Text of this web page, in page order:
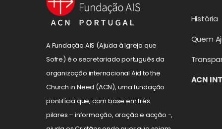
A Fundação AIS (Ajuda à Igreja que
Sofre) é o secretariado português da
organização internacional Aid to the
Church in Need (ACN), uma fundação
pontifícia que, com base em três
pilares – informação, oração e acção -,
História
Quem
ACN